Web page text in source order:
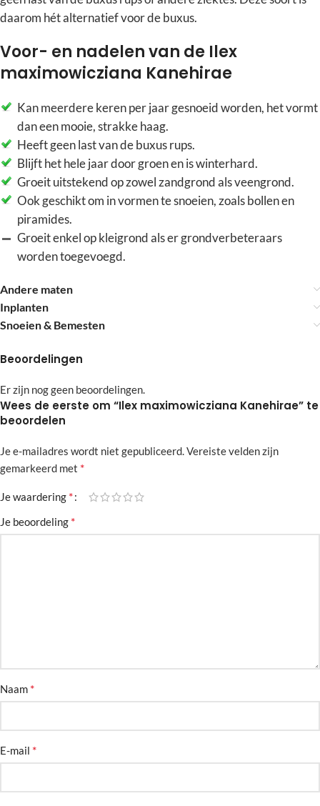
daarom hét alternatief voor de buxus.
Voor- en nadelen van de Ilex
maximowicziana Kanehirae
Kan meerdere keren per jaar gesnoeid worden, het vormt
dan een mooie, strakke haag.
Heeft geen last van de buxus rups.
Blijft het hele jaar door groen en is winterhard.
Groeit uitstekend op zowel zandgrond als veengrond.
Ook geschikt om in vormen te snoeien, zoals bollen en
piramides.
Groeit enkel op kleigrond als er grondverbeteraars
worden toegevoegd.
Andere maten
Inplanten
Snoeien & Bemesten
Beoordelingen
Er zijn nog geen beoordelingen.
Wees de eerste om “Ilex maximowicziana Kanehirae” te
beoordelen
Je e-mailadres wordt niet gepubliceerd.Vereiste velden zijn
gemarkeerd met *
Je waardering *
Je beoordeling *
Naam *
E-mail *
Alternative: